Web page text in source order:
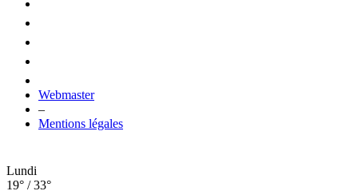
Webmaster
–
Mentions légales
Lundi
19° / 33°